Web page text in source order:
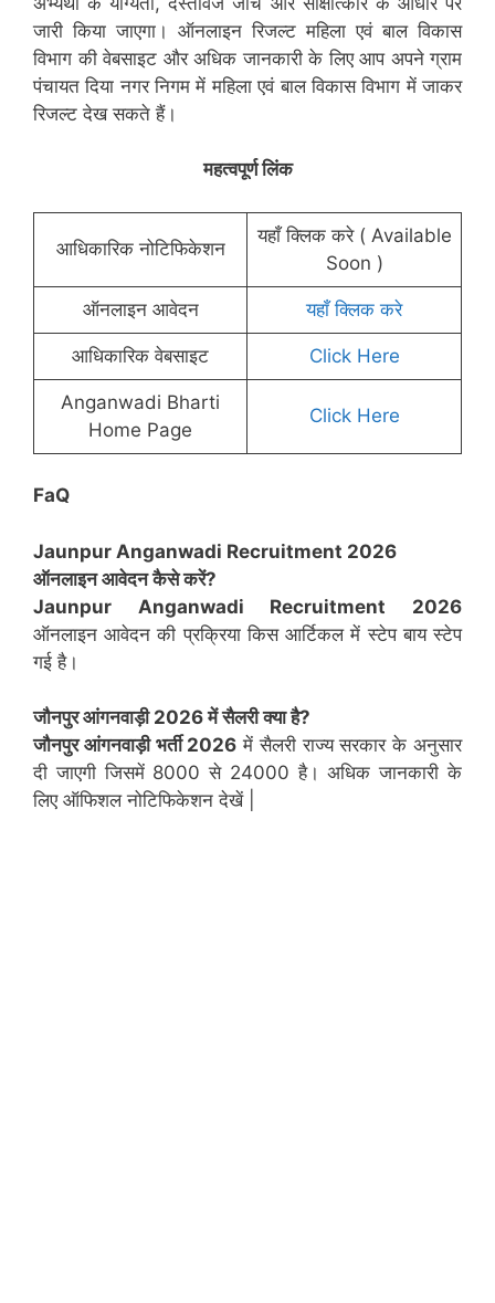
जारी किया जाएगा। ऑनलाइन रिजल्ट महिला एवं बाल विकास
विभाग की वेबसाइट और अधिक जानकारी के लिए आप अपने ग्राम
पंचायत दिया नगर निगम में महिला एवं बाल विकास विभाग में जाकर
रिजल्ट देख सकते हैं।
महत्वपूर्ण लिंक
आधिकारिक नोटिफिकेशन
यहाँ क्लिक करे ( Available
Soon )
ऑनलाइन आवेदन यहाँ क्लिक करे
आधिकारिक वेबसाइट Click Here
Anganwadi Bharti
Home Page
Click Here
FaQ
Jaunpur Anganwadi Recruitment 2026
ऑनलाइन आवेदन कैसे करें?
Jaunpur Anganwadi Recruitment 2026
ऑनलाइन आवेदन की प्रक्रिया किस आर्टिकल में स्टेप बाय स्टेप
गई है।
जौनपुरआंगनवाड़ी 2026 में सैलरी क्या है?
जौनपुरआंगनवाड़ी भर्ती 2026 में सैलरी राज्य सरकार के अनुसार
दी जाएगी जिसमें 8000 से 24000 है। अधिक जानकारी के
लिए ऑफिशल नोटिफिकेशन देखें |